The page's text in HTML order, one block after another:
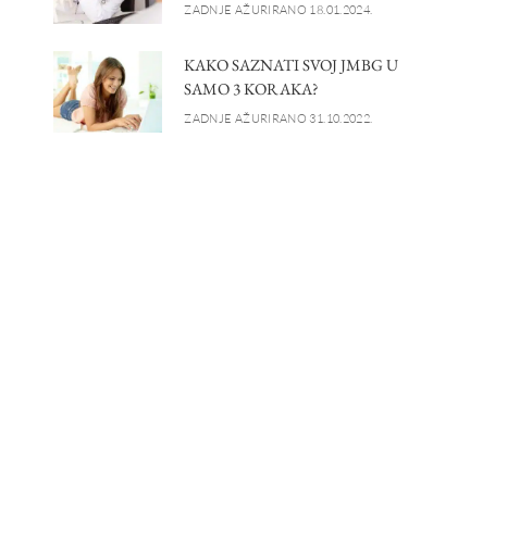
ZADNJE AŽURIRANO 18.01.2024.
KAKO SAZNATI SVOJ JMBG U
SAMO 3 KORAKA?
ZADNJE AŽURIRANO 31.10.2022.